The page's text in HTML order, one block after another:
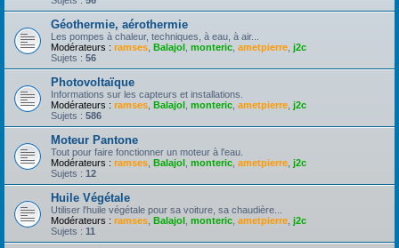
Géothermie, aérothermie
Les pompes à chaleur, techniques, à eau, à air...
Modérateurs : ramses Balajol monteric ametpierre j2c
Sujets : 56
Photovoltaïque
Informations sur les capteurs et installations.
Modérateurs : ramses Balajol monteric ametpierre j2c
Sujets : 586
Moteur Pantone
Tout pour faire fonctionner un moteur à l'eau.
Modérateurs : ramses Balajol monteric ametpierre j2c
Sujets : 12
Huile Végétale
Utiliser l'huile végétale pour sa voiture, sa chaudière...
Modérateurs : ramses Balajol monteric ametpierre j2c
Sujets : 11